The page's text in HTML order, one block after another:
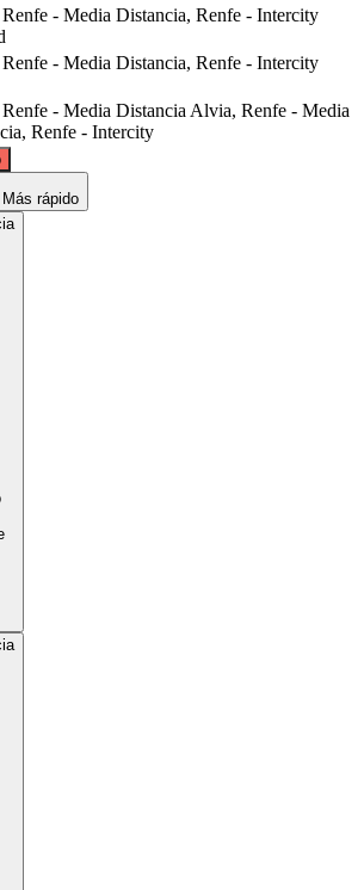
- Media Distancia, Renfe - Intercity
- Media Distancia, Renfe - Intercity
- Media Distancia Alvia, Renfe - Media
Renfe - Intercity
©CARTO
Más rápido